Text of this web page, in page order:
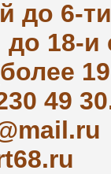
до 6-
до 18-и
49